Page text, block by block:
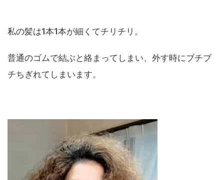
私の髪は1本1本が細くてチリチリ。
普通のゴムで結ぶと絡まってしまい、外す時にブチブ
チちぎれてしまいます。